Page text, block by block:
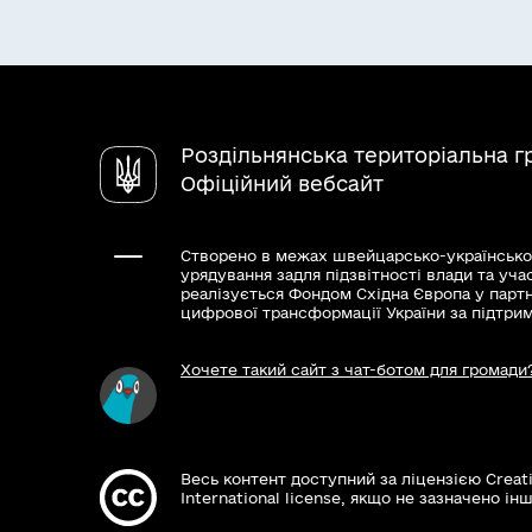
Роздільнянська територіальна
Офіційний вебсайт
Створено в межах швейцарсько-
урядування задля підзвітності влади та
реалізується Фондом Східна Європа у
цифрової трансформації України за
Хочете такий сайт з чат-ботом для
Весь контент доступний за ліцензією
International license, якщо не зазначено